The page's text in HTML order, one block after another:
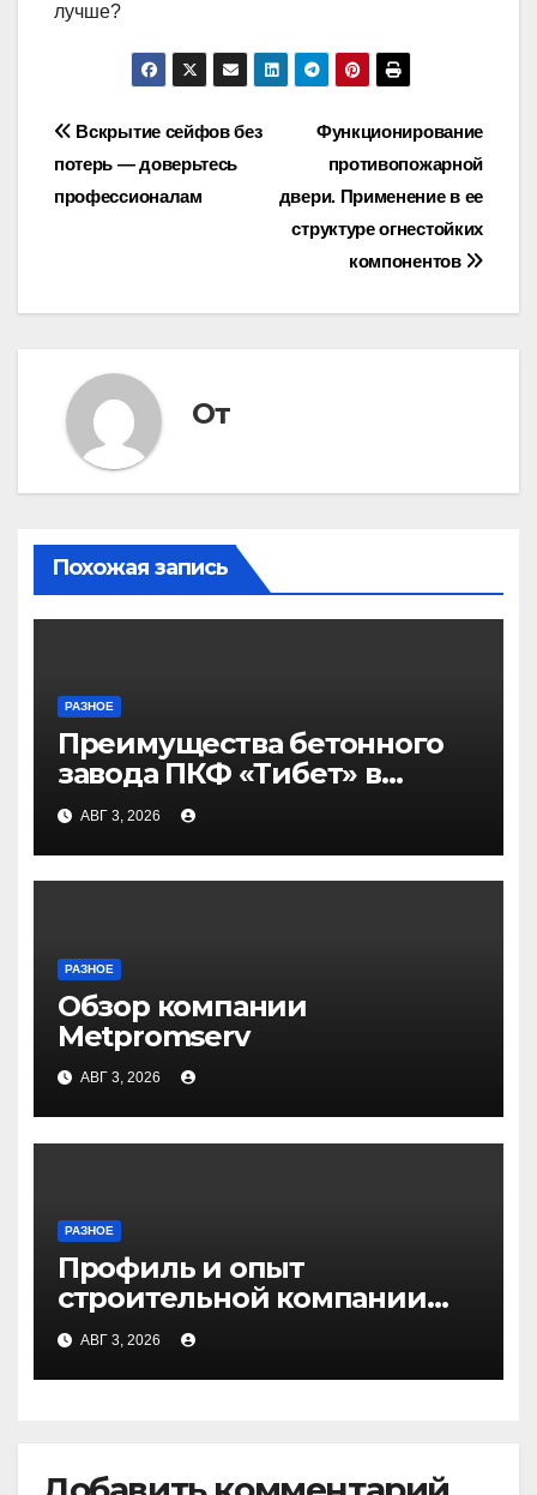
лучше?
Навигация
по
Функционирование
противопожарной
двери. Применение в ее
структуре огнестойких
компонентов
Вскрытие сейфов без
потерь — доверьтесь
профессионалам
От
Похожая запись
РАЗНОЕ
Преимущества бетонного
завода ПКФ «Тибет» в
Волгограде и Волжском
АВГ 3, 2026
РАЗНОЕ
Обзор компании
Metpromserv
АВГ 3, 2026
РАЗНОЕ
Профиль и опыт
строительной компании
Медичи
АВГ 3, 2026